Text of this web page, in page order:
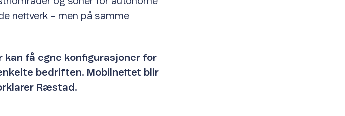
nettverk – men på samme
få egne konfigurasjoner for
bedriften. Mobilnettet blir
Ræstad.